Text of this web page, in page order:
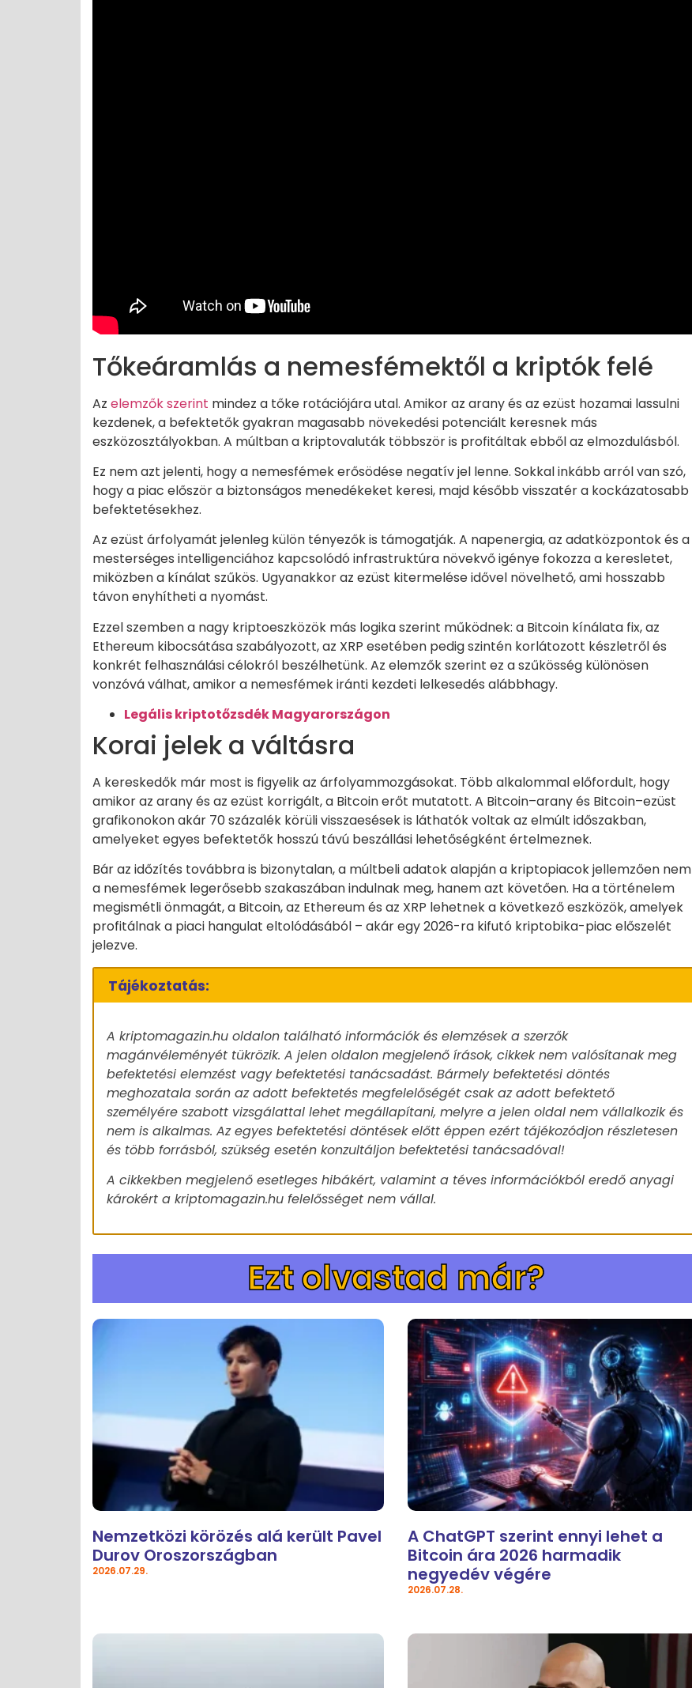
Tőkeáramlás a nemesfémektől a kriptók felé
Az elemzők szerint mindez a tőke rotációjára utal. Amikor az arany és az ezüst hozamai lassulni
kezdenek, a befektetők gyakran magasabb növekedési potenciált keresnek más
eszközosztályokban. A múltban a kriptovaluták többször is profitáltak ebből az elmozdulásból.
Ez nem azt jelenti, hogy a nemesfémek erősödése negatív jel lenne. Sokkal inkább arról van szó,
hogy a piac először a biztonságos menedékeket keresi, majd később visszatér a kockázatosabb
befektetésekhez.
Az ezüst árfolyamát jelenleg külön tényezők is támogatják. A napenergia, az adatközpontok és a
mesterséges intelligenciához kapcsolódó infrastruktúra növekvő igénye fokozza a keresletet,
miközben a kínálat szűkös. Ugyanakkor az ezüst kitermelése idővel növelhető, ami hosszabb
távon enyhítheti a nyomást.
Ezzel szemben a nagy kriptoeszközök más logika szerint működnek: a Bitcoin kínálata fix, az
Ethereum kibocsátása szabályozott, az XRP esetében pedig szintén korlátozott készletről és
konkrét felhasználási célokról beszélhetünk. Az elemzők szerint ez a szűkösség különösen
vonzóvá válhat, amikor a nemesfémek iránti kezdeti lelkesedés alábbhagy.
Legális kriptotőzsdék Magyarországon
Korai jelek a váltásra
A kereskedők már most is figyelik az árfolyammozgásokat. Több alkalommal előfordult, hogy
amikor az arany és az ezüst korrigált, a Bitcoin erőt mutatott. A Bitcoin–arany és Bitcoin–ezüst
grafikonokon akár 70 százalék körüli visszaesések is láthatók voltak az elmúlt időszakban,
amelyeket egyes befektetők hosszú távú beszállási lehetőségként értelmeznek.
Bár az időzítés továbbra is bizonytalan, a múltbeli adatok alapján a kriptopiacok jellemzően nem
a nemesfémek legerősebb szakaszában indulnak meg, hanem azt követően. Ha a történelem
megismétli önmagát, a Bitcoin, az Ethereum és az XRP lehetnek a következő eszközök, amelyek
profitálnak a piaci hangulat eltolódásából – akár egy 2026-ra kifutó kriptobika-piac előszelét
jelezve.
Tájékoztatás:
A kriptomagazin.hu oldalon található információk és elemzések a szerzők
magánvéleményét tükrözik. A jelen oldalon megjelenő írások, cikkek nem valósítanak meg
befektetési elemzést vagy befektetési tanácsadást. Bármely befektetési döntés
meghozatala során az adott befektetés megfelelőségét csak az adott befektető
személyére szabott vizsgálattal lehet megállapítani, melyre a jelen oldal nem vállalkozik és
nem is alkalmas. Az egyes befektetési döntések előtt éppen ezért tájékozódjon részletesen
és több forrásból, szükség esetén konzultáljon befektetési tanácsadóval!
A cikkekben megjelenő esetleges hibákért, valamint a téves információkból eredő anyagi
károkért a kriptomagazin.hu felelősséget nem vállal.
Ezt olvastad már?
Nemzetközi körözés alá került Pavel
Durov Oroszországban
2026.07.29.
A ChatGPT szerint ennyi lehet a
Bitcoin ára 2026 harmadik
negyedév végére
2026.07.28.